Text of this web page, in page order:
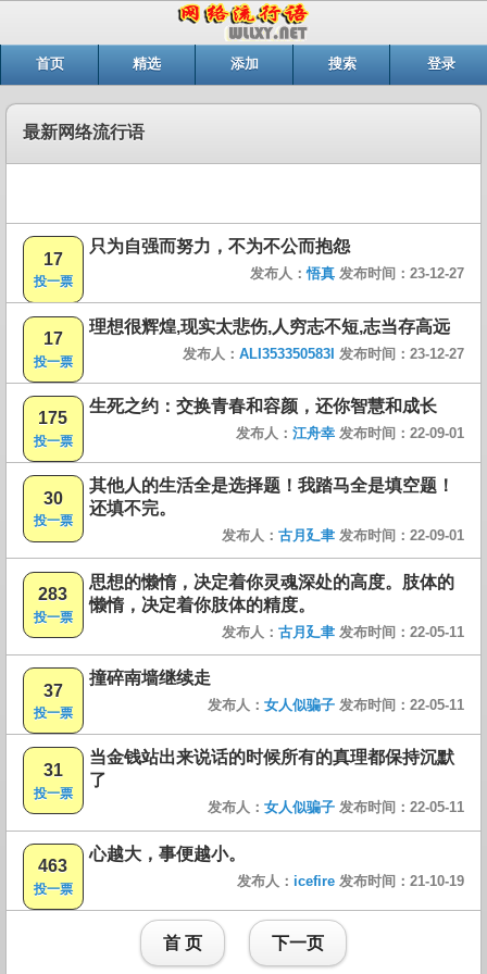
首页 精选 添加 搜索 登录
最新网络流行语
17
投一票
只为自强而努力，不为不公而抱怨
发布人：悟真 发布时间：23-12-27
17
投一票
理想很辉煌,现实太悲伤,人穷志不短,志当存高远
发布人： ALI353350583I 发布时间：23-12-27
175
投一票
生死之约：交换青春和容颜，还你智慧和成长
发布人： 江舟幸 发布时间：22-09-01
30
投一票
其他人的生活全是选择题！我踏马全是填空题！
还填不完。
发布人： 古月廴聿 发布时间：22-09-01
283
投一票
思想的懒惰，决定着你灵魂深处的高度。肢体的
懒惰，决定着你肢体的精度。
发布人： 古月廴聿 发布时间：22-05-11
37
投一票
撞碎南墙继续走
发布人： 女人似骗子 发布时间：22-05-11
31
投一票
当金钱站出来说话的时候所有的真理都保持沉默
了
发布人： 女人似骗子 发布时间：22-05-11
463
投一票
心越大，事便越小。
发布人： icefire 发布时间：21-10-19
首 页 下一页